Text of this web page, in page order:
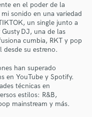
en el poder de la
sonido en una variedad
un single junto a
DJ, una de las
cumbia, RKT y pop
desde su estreno.
han superado
en YouTube y Spotify.
técnicas en
estilos: R&B,
mainstream y más.
project details
and budgets